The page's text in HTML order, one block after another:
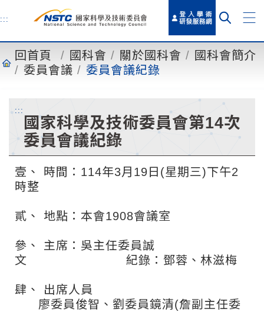
主
容
:::
回首頁 國科會 關於國科會
國科會簡介
委員會議
委員會議紀錄
:::
國家科學及技術委員會第14次
委員會議紀錄
壹、
時間：114年3月19日(星期三)下午2
時整
貳、 地點：本會1908會議室
參、
主席：吳主任委員誠
文
紀錄：鄧蓉、林滋梅
肆、
出席人員
廖委員俊智、劉委員鏡清(詹副主任委